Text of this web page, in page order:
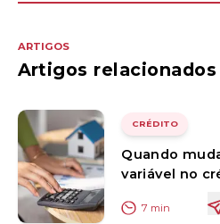
ARTIGOS
Artigos relacionados
CRÉDITO
Quando
variável no
7 min